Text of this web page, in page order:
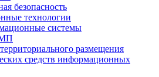
безопасность
технологии
системы
размещения
средств информационных